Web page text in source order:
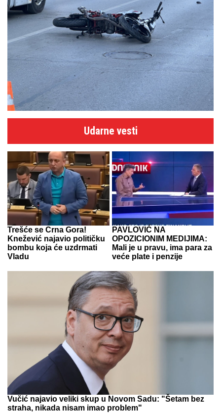
Udarne vesti
Trešće se Crna Gora!
Knežević najavio političku
bombu koja će uzdrmati
Vladu
PAVLOVIĆ NA
OPOZICIONIM MEDIJIMA:
Mali je u pravu, ima para za
veće plate i penzije
Vučić najavio veliki skup u Novom Sadu: "Šetam bez
straha, nikada nisam imao problem"